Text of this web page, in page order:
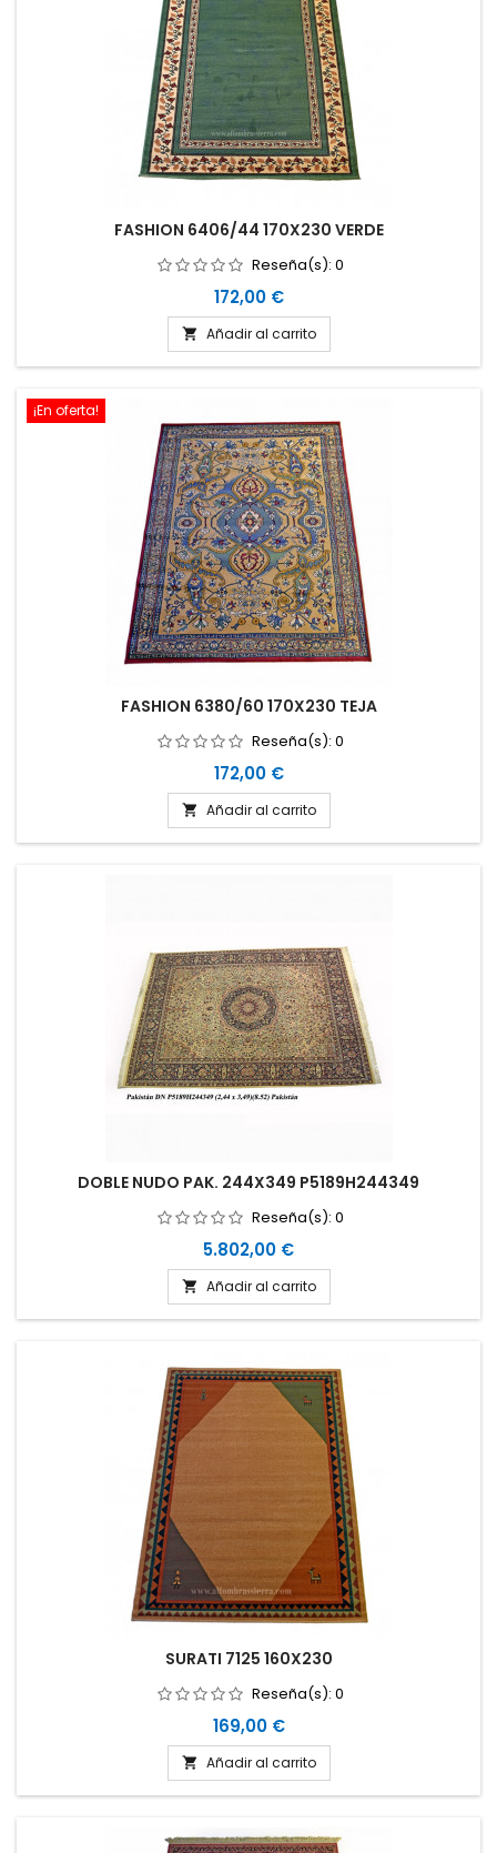
FASHION 6406/44 170X230 VERDE
Reseña(s): 0
Precio
172,00 €
 Añadir al carrito
¡En oferta!
FASHION 6380/60 170X230 TEJA
Reseña(s): 0
Precio
172,00 €
 Añadir al carrito
DOBLE NUDO PAK. 244X349 P5189H244349
Reseña(s): 0
Precio
5.802,00 €
 Añadir al carrito
SURATI 7125 160X230
Reseña(s): 0
Precio
169,00 €
 Añadir al carrito